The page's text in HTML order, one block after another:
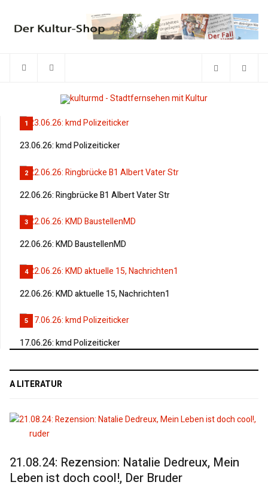
1
23.06.26: kmd Polizeiticker
2
22.06.26: Ringbrücke B1 Albert Vater Str
3
22.06.26: KMD BaustellenMD
4
22.06.26: KMD aktuelle 15, Nachrichten1
5
17.06.26: kmd Polizeiticker
A LITERATUR
21.08.24: Rezension: Natalie Dedreux, Mein
Leben ist doch cool!, Der Bruder